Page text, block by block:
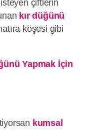
çiftlerin
kır düğünü
köşesi gibi
Yapmak İçin
kumsal